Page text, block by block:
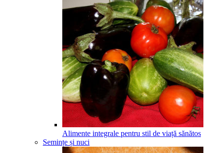
Alimente integrale pentru stil de viață sănătos
Semințe și nuci